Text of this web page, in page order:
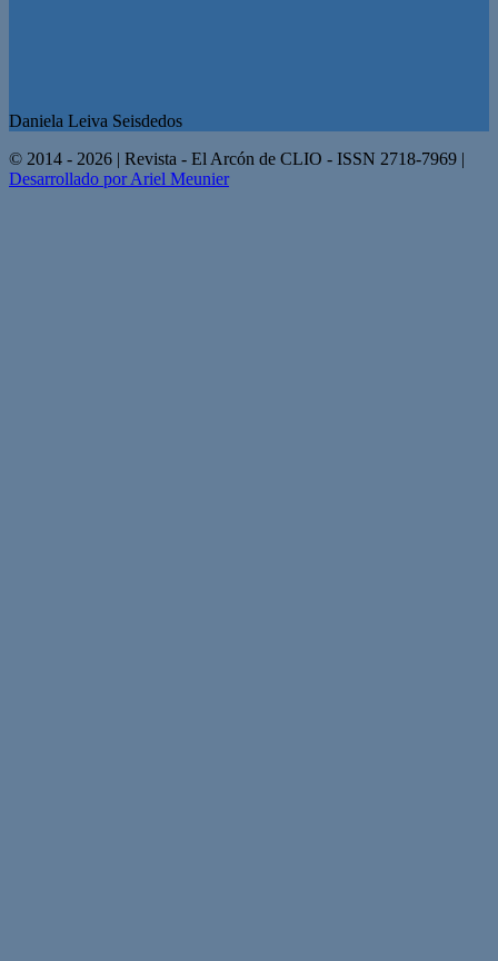
Daniela Leiva Seisdedos
© 2014 - 2026 | Revista - El Arcón de CLIO - ISSN 2718-7969 |
Desarrollado por Ariel Meunier